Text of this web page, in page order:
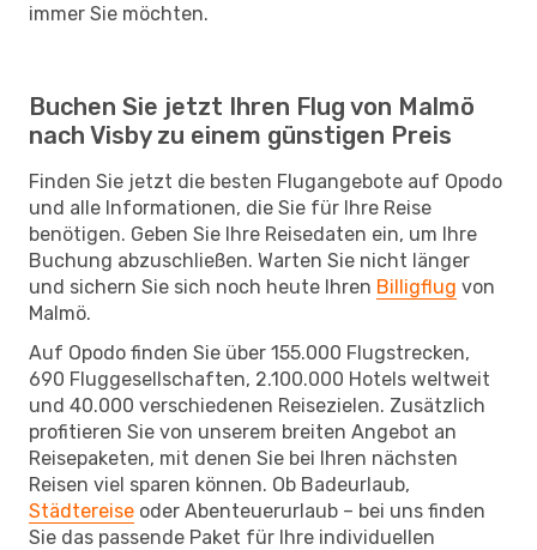
immer Sie möchten.
Buchen Sie jetzt Ihren Flug von Malmö
nach Visby zu einem günstigen Preis
Finden Sie jetzt die besten Flugangebote auf Opodo
und alle Informationen, die Sie für Ihre Reise
benötigen. Geben Sie Ihre Reisedaten ein, um Ihre
Buchung abzuschließen. Warten Sie nicht länger
und sichern Sie sich noch heute Ihren Billigflug von
Malmö.
Auf Opodo finden Sie über 155.000 Flugstrecken,
690 Fluggesellschaften, 2.100.000 Hotels weltweit
und 40.000 verschiedenen Reisezielen. Zusätzlich
profitieren Sie von unserem breiten Angebot an
Reisepaketen, mit denen Sie bei Ihren nächsten
Reisen viel sparen können. Ob Badeurlaub,
Städtereise oder Abenteuerurlaub – bei uns finden
Sie das passende Paket für Ihre individuellen